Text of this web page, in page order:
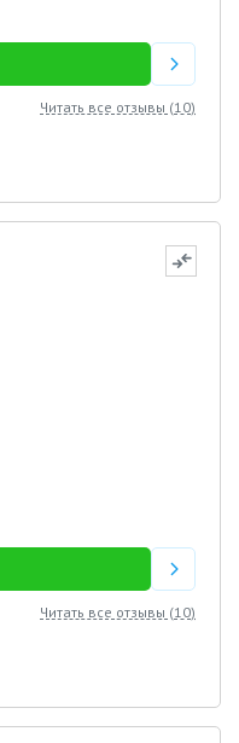
Читать все отзывы (10)
Читать все отзывы (10)